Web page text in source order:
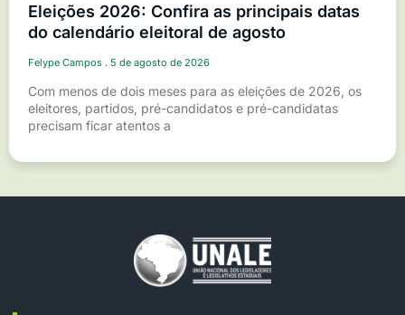
Eleições 2026: Confira as principais datas
do calendário eleitoral de agosto
Felype Campos 5 de agosto de 2026
Com menos de dois meses para as eleições de 2026, os
eleitores, partidos, pré-candidatos e pré-candidatas
precisam ficar atentos a